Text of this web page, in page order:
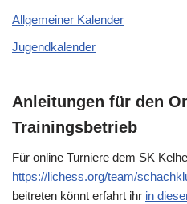
Allgemeiner Kalender
Jugendkalender
Anleitungen für den
Trainingsbetrieb
Für online Turniere dem SK
https://lichess.org/team/
beitreten könnt erfahrt ihr in